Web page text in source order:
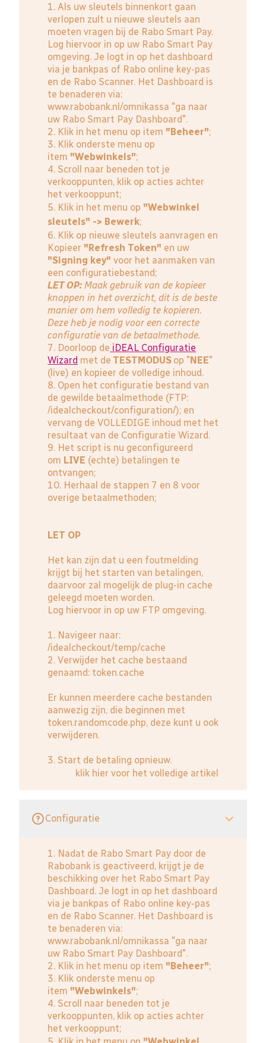
1. Als uw sleutels binnenkort gaan
verlopen zult u nieuwe sleutels aan
moeten vragen bij de Rabo Smart Pay.
Log hiervoor in op uw Rabo Smart Pay
omgeving. Je logt in op het dashboard
via je bankpas of Rabo online key-pas
en de Rabo Scanner. Het Dashboard is
te benaderen via:
www.rabobank.nl/omnikassa "ga naar
uw Rabo Smart Pay Dashboard".
2. Klik in het menu op item "Beheer";
3. Klik onderste menu op
item "Webwinkels";
4. Scroll naar beneden tot je
verkooppunten, klik op acties achter
het verkooppunt;
5. Klik in het menu op "Webwinkel
sleutels" -> Bewerk;
6. Klik op nieuwe sleutels aanvragen en
Kopieer "Refresh Token" en uw
"Signing key" voor het aanmaken van
een configuratiebestand;
LET OP: Maak gebruik van de kopieer
knoppen in het overzicht, dit is de beste
manier om hem volledig te kopieren.
Deze heb je nodig voor een correcte
configuratie van de betaalmethode.
7. Doorloop de iDEAL Configuratie
Wizard met de TESTMODUS op "NEE"
(live) en kopieer de volledige inhoud.
8. Open het configuratie bestand van
de gewilde betaalmethode (FTP:
/idealcheckout/configuration/); en
vervang de VOLLEDIGE inhoud met het
resultaat van de Configuratie Wizard.
9. Het script is nu geconfigureerd
om LIVE (echte) betalingen te
ontvangen;
10. Herhaal de stappen 7 en 8 voor
overige betaalmethoden;
LET OP
Het kan zijn dat u een foutmelding
krijgt bij het starten van betalingen,
daarvoor zal mogelijk de plug-in cache
geleegd moeten worden.
Log hiervoor in op uw FTP omgeving.
1. Navigeer naar:
/idealcheckout/temp/cache
2. Verwijder het cache bestaand
genaamd: token.cache
Er kunnen meerdere cache bestanden
aanwezig zijn, die beginnen met
token.randomcode.php, deze kunt u ook
verwijderen.
3. Start de betaling opnieuw.
klik hier voor het volledige artikel
Configuratie
1. Nadat de Rabo Smart Pay door de
Rabobank is geactiveerd, krijgt je de
beschikking over het Rabo Smart Pay
Dashboard. Je logt in op het dashboard
via je bankpas of Rabo online key-pas
en de Rabo Scanner. Het Dashboard is
te benaderen via:
www.rabobank.nl/omnikassa "ga naar
uw Rabo Smart Pay Dashboard".
2. Klik in het menu op item "Beheer";
3. Klik onderste menu op
item "Webwinkels";
4. Scroll naar beneden tot je
verkooppunten, klik op acties achter
het verkooppunt;